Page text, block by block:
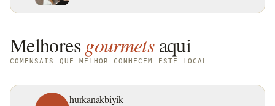
Melhores gourmets aqui
COMENSAIS QUE MELHOR CONHECEM ESTE LOCAL
hurkanakbiyik